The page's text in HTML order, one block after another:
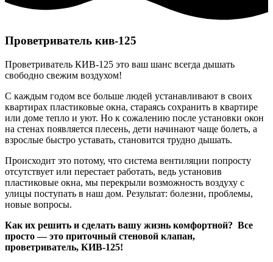
Проветриватель кив-125
Проветриватель КИВ-125 это ваш шанс всегда дышать
свободно свежим воздухом!
​С каждым годом все больше людей устанавливают в своих
квартирах пластиковые окна, стараясь сохранить в квартире
или доме тепло и уют. Но к сожалению после установки окон
на стенах появляется плесень, дети начинают чаще болеть, а
взрослые быстро уставать, становится трудно дышать.
Происходит это потому, что система вентиляции попросту
отсутствует или перестает работать, ведь установив
пластиковые окна, мы перекрыли возможность воздуху с
улицы поступать в наш дом. Результат: болезни, проблемы,
новые вопросы.
Как их решить и сделать вашу жизнь комфортной? Все
просто — это приточный стеновой клапан,
проветриватель, КИВ-125!